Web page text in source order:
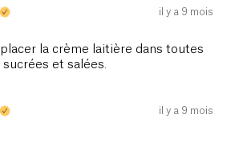
il y a 9 mois
la crème laitière dans toutes
et salées.
il y a 9 mois